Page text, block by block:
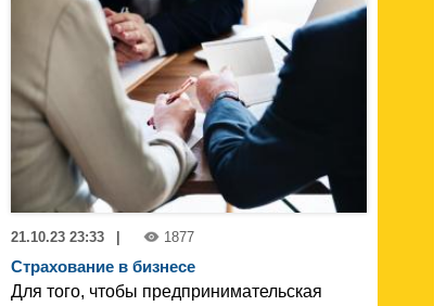
21.10.23 23:33 1877
Страхование в бизнесе
Для того, чтобы предпринимательская